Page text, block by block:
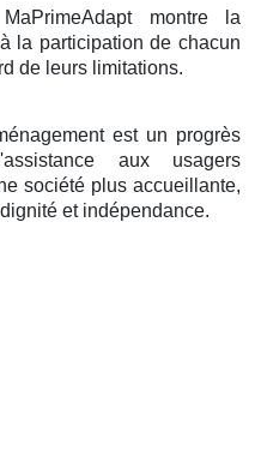
montre la
la participation de chacun
de leurs limitations.
est un progrès
aux usagers
société plus accueillante,
et indépendance.